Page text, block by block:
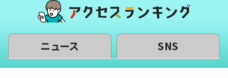
ニュース SNS